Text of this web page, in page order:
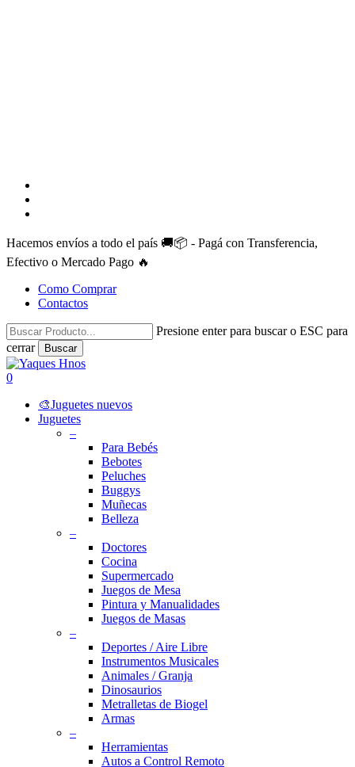
Hacemos envíos a todo el país 🚚📦 - Pagá con Transferencia,
Efectivo o Mercado Pago 🔥
Como Comprar
Contactos
Presione enter para buscar o ESC para
cerrar
Buscar
Close
Search
search
account
0
🎨Juguetes nuevos
Juguetes
–
Para Bebés
Bebotes
Peluches
Buggys
Muñecas
Belleza
–
Doctores
Cocina
Supermercado
Juegos de Mesa
Pintura y Manualidades
Juegos de Masas
–
Deportes / Aire Libre
Instrumentos Musicales
Animales / Granja
Dinosaurios
Metralletas de Biogel
Armas
–
Herramientas
Autos a Control Remoto